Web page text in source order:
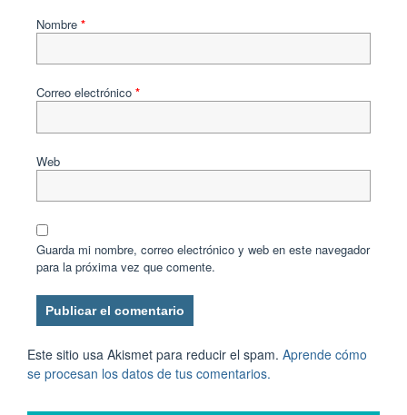
Nombre *
Correo electrónico *
Web
Guarda mi nombre, correo electrónico y web en este navegador
para la próxima vez que comente.
Este sitio usa Akismet para reducir el spam. Aprende cómo
se procesan los datos de tus comentarios.